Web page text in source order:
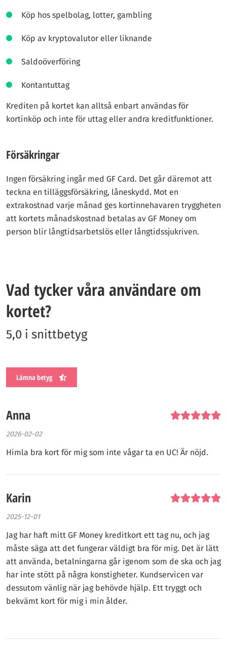
Köp hos spelbolag, lotter, gambling
Köp av kryptovalutor eller liknande
Saldoöverföring
Kontantuttag
Krediten på kortet kan alltså enbart användas för
kortinköp och inte för uttag eller andra kreditfunktioner.
Försäkringar
Ingen försäkring ingår med GF Card. Det går däremot att
teckna en tilläggsförsäkring, låneskydd. Mot en
extrakostnad varje månad ges kortinnehavaren tryggheten
att kortets månadskostnad betalas av GF Money om
person blir långtidsarbetslös eller långtidssjukriven.
Vad tycker våra användare om
kortet?
5,0 i snittbetyg
Lämna betyg
Anna
2026-02-02
Himla bra kort för mig som inte vågar ta en UC! Är nöjd.
Karin
2025-12-01
Jag har haft mitt GF Money kreditkort ett tag nu, och jag
måste säga att det fungerar väldigt bra för mig. Det är lätt
att använda, betalningarna går igenom som de ska och jag
har inte stött på några konstigheter. Kundservicen var
dessutom vänlig när jag behövde hjälp. Ett tryggt och
bekvämt kort för mig i min ålder.